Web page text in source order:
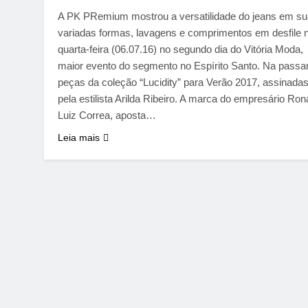
A PK PRemium mostrou a versatilidade do jeans em
variadas formas, lavagens e comprimentos em desfile
quarta-feira (06.07.16) no segundo dia do Vitória Moda,
maior evento do segmento no Espírito Santo. Na
peças da coleção “Lucidity” para Verão 2017, assinadas
pela estilista Arilda Ribeiro. A marca do empresário
Luiz Correa, aposta…
Leia mais